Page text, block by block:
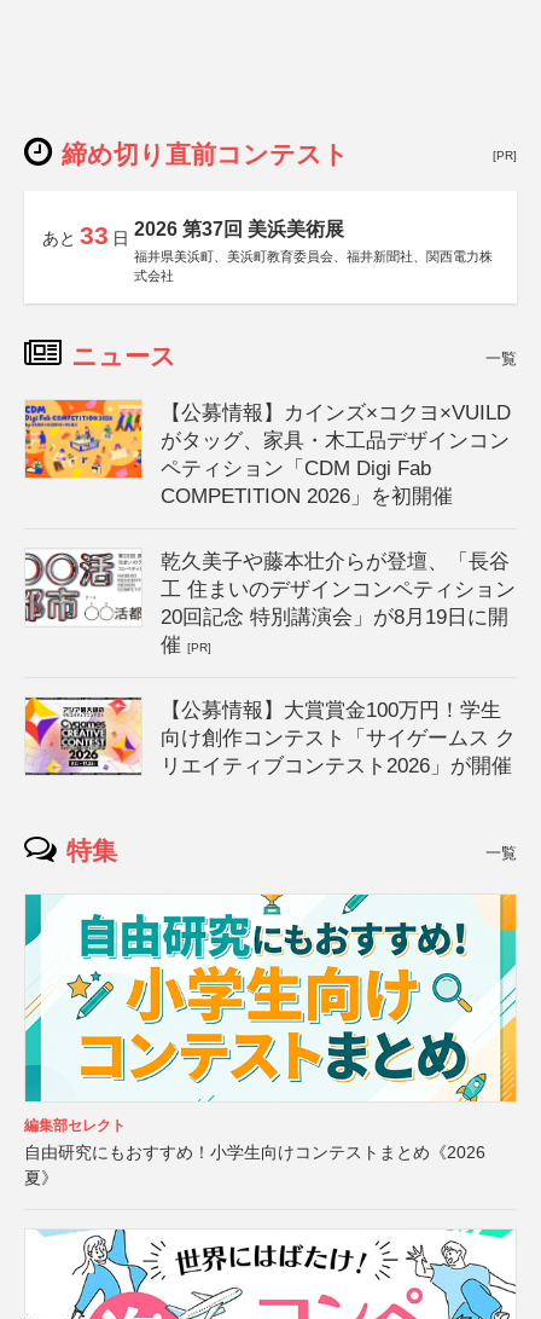
締め切り直前コンテスト [PR]
あと 33 日 2026 第37回 美浜美術展
福井県美浜町、美浜町教育委員会、福井新聞社、関西電力株
式会社
ニュース 一覧
【公募情報】カインズ×コクヨ×VUILD
がタッグ、家具・木工品デザインコン
ペティション「CDM Digi Fab
COMPETITION 2026」を初開催
乾久美子や藤本壮介らが登壇、「長谷
工 住まいのデザインコンペティション
20回記念 特別講演会」が8月19日に開
催[PR]
【公募情報】大賞賞金100万円！学生
向け創作コンテスト「サイゲームス ク
リエイティブコンテスト2026」が開催
特集 一覧
編集部セレクト
自由研究にもおすすめ！小学生向けコンテストまとめ《2026
夏》